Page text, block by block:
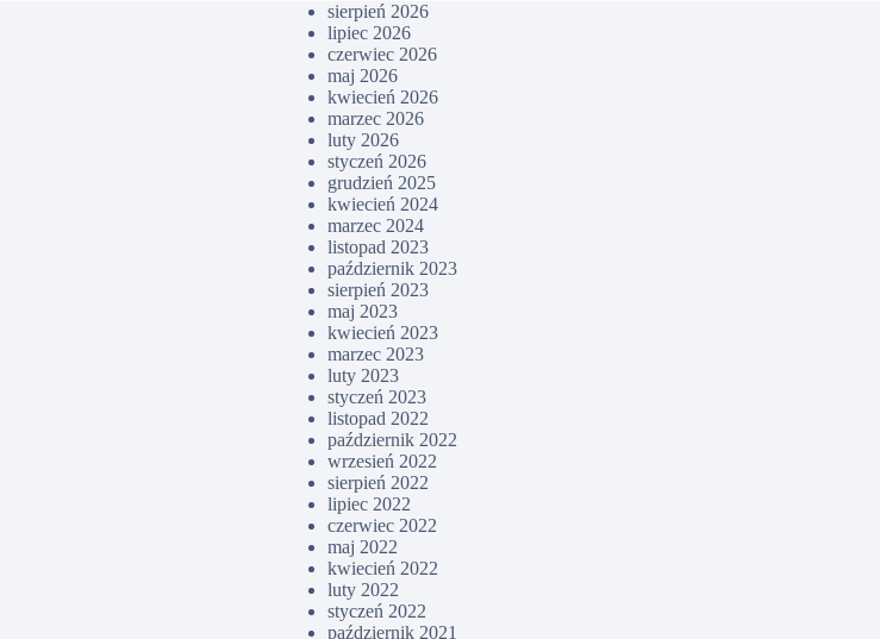
sierpień 2026
lipiec 2026
czerwiec 2026
maj 2026
kwiecień 2026
marzec 2026
luty 2026
styczeń 2026
grudzień 2025
kwiecień 2024
marzec 2024
listopad 2023
październik 2023
sierpień 2023
maj 2023
kwiecień 2023
marzec 2023
luty 2023
styczeń 2023
listopad 2022
październik 2022
wrzesień 2022
sierpień 2022
lipiec 2022
czerwiec 2022
maj 2022
kwiecień 2022
luty 2022
styczeń 2022
październik 2021